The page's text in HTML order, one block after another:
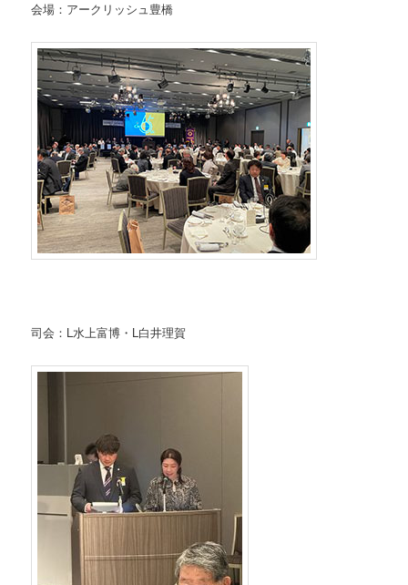
会場：アークリッシュ豊橋
司会：L水上富博・L白井理賀